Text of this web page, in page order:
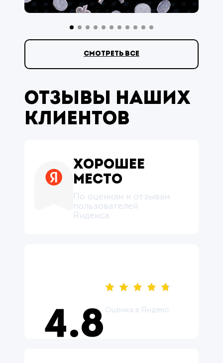
смотреть все
Отзывы наших
клиентов
Хорошее
место
По оценкам и отзывам
пользователей
Яндекса
4.8 Оценка в Яндекс